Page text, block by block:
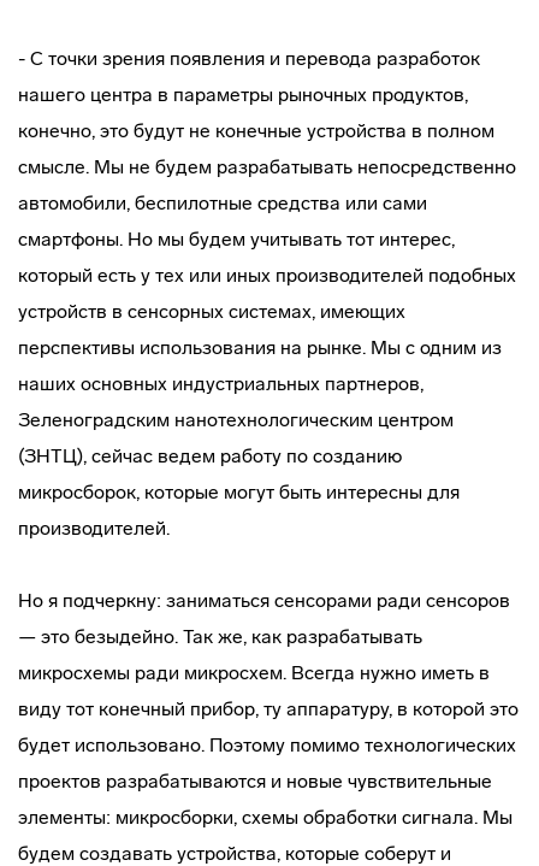
- С точки зрения появления и перевода разработок
нашего центра в параметры рыночных продуктов,
конечно, это будут не конечные устройства в полном
смысле. Мы не будем разрабатывать непосредственно
автомобили, беспилотные средства или сами
смартфоны. Но мы будем учитывать тот интерес,
который есть у тех или иных производителей подобных
устройств в сенсорных системах, имеющих
перспективы использования на рынке. Мы с одним из
наших основных индустриальных партнеров,
Зеленоградским нанотехнологическим центром
(ЗНТЦ), сейчас ведем работу по созданию
микросборок, которые могут быть интересны для
производителей.
Но я подчеркну: заниматься сенсорами ради сенсоров
— это безыдейно. Так же, как разрабатывать
микросхемы ради микросхем. Всегда нужно иметь в
виду тот конечный прибор, ту аппаратуру, в которой это
будет использовано. Поэтому помимо технологических
проектов разрабатываются и новые чувствительные
элементы: микросборки, схемы обработки сигнала. Мы
будем создавать устройства, которые соберут и